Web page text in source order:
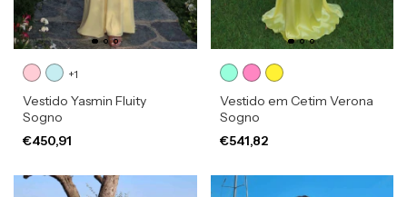
+1
Vestido Yasmin Fluity
Sogno
€450,91
Vestido em Cetim Verona
Sogno
€541,82